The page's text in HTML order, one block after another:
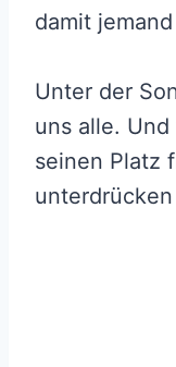
damit
Unter der
uns alle.
seinen Platz